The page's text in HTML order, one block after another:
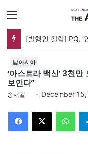
[발행인 칼럼] PQ, ‘
남아시아
‘아스트라 백신’ 3천
보인다”
송재걸 December